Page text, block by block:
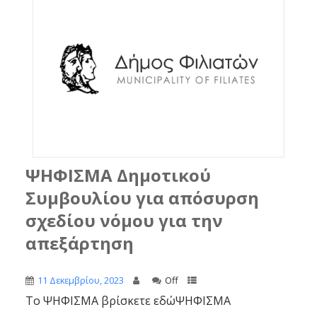
ΨΗΦΙΣΜΑ Δημοτικού
Συμβουλίου για απόσυρση
σχεδίου νόμου για την
απεξάρτηση
11 Δεκεμβρίου, 2023 Off
Το ΨΗΦΙΣΜΑ βρίσκετε εδώΨΗΦΙΣΜΑ